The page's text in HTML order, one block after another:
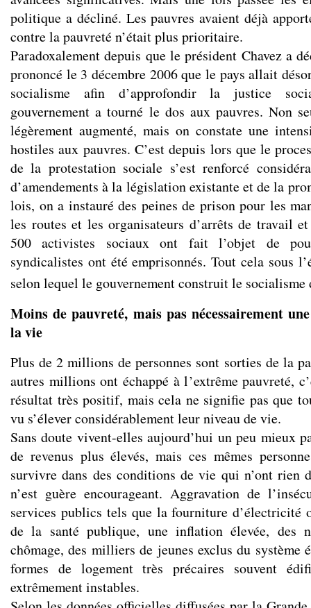
politique a décliné. Les pauvres avaient déjà
contre la pauvreté n’était plus prioritaire.
Paradoxalement depuis que le président Chavez a
prononcé le 3 décembre 2006 que le pays allait
socialisme afin d’approfondir la justice
gouvernement a tourné le dos aux pauvres. Non
légèrement augmenté, mais on constate une
hostiles aux pauvres. C’est depuis lors que le
de la protestation sociale s’est renforcé
d’amendements à la législation existante et de la
lois, on a instauré des peines de prison pour les
les routes et les organisateurs d’arrêts de travail
500 activistes sociaux ont fait l’objet de
syndicalistes ont été emprisonnés. Tout cela sous
selon lequel le gouvernement construit le
Moins de pauvreté, mais pas nécessairement
la vie
Plus de 2 millions de personnes sont sorties de la
autres millions ont échappé à l’extrême pauvreté,
résultat très positif, mais cela ne signifie pas que
vu s’élever considérablement leur niveau de vie.
Sans doute vivent-elles aujourd’hui un peu mieux
de revenus plus élevés, mais ces mêmes
survivre dans des conditions de vie qui n’ont rien
n’est guère encourageant. Aggravation de
services publics tels que la fourniture d’électricité
de la santé publique, une inflation élevée, des
chômage, des milliers de jeunes exclus du système
formes de logement très précaires souvent
extrêmement instables.